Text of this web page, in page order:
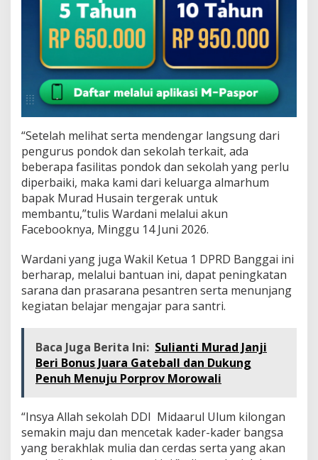
“Setelah melihat serta mendengar langsung dari
pengurus pondok dan sekolah terkait, ada
beberapa fasilitas pondok dan sekolah yang perlu
diperbaiki, maka kami dari keluarga almarhum
bapak Murad Husain tergerak untuk
membantu,”tulis Wardani melalui akun
Facebooknya, Minggu 14 Juni 2026.
Wardani yang juga Wakil Ketua 1 DPRD Banggai ini
berharap, melalui bantuan ini, dapat peningkatan
sarana dan prasarana pesantren serta menunjang
kegiatan belajar mengajar para santri.
Baca Juga Berita Ini: Sulianti Murad Janji
Beri Bonus Juara Gateball dan Dukung
Penuh Menuju Porprov Morowali
“Insya Allah sekolah DDI Midaarul Ulum kilongan
semakin maju dan mencetak kader-kader bangsa
yang berakhlak mulia dan cerdas serta yang akan